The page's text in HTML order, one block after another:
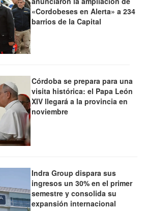
«Cordobeses en Alerta» a 234
barrios de la Capital
Córdoba se prepara para una
visita histórica: el Papa León
XIV llegará a la provincia en
noviembre
Indra Group dispara sus
ingresos un 30% en el primer
semestre y consolida su
expansión internacional